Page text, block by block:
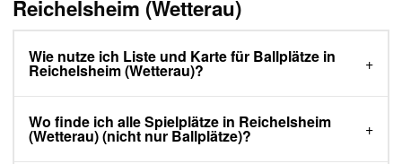
Reichelsheim (Wetterau)
Wie nutze ich Liste und Karte für Ballplätze in
Reichelsheim (Wetterau)?
Wo finde ich alle Spielplätze in Reichelsheim
(Wetterau) (nicht nur Ballplätze)?